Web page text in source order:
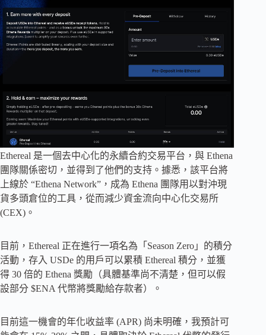
Ethereal 是一個去中心化的永續合約交易平台，與 Ethena
團隊關係密切，並得到了他們的支持。據悉，該平台將
上線於 “Ethena Network”，成為 Ethena 團隊用以對沖現
貨多頭倉位的工具，從而減少資金流向中心化交易所
(CEX)。
目前，Ethereal 正在進行一項名為「Season Zero」的積分
活動，存入 USDe 的用戶可以累積 Ethereal 積分，並獲
得 30 倍的 Ethena 獎勵（具體基準尚不清楚，但可以假
設部分 $ENA 代幣將獎勵給存款者）。
目前這一機會的年化收益率 (APR) 尚未明確，我預計可